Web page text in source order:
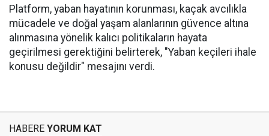
Platform, yaban hayatının korunması, kaçak avcılıkla
mücadele ve doğal yaşam alanlarının güvence altına
alınmasına yönelik kalıcı politikaların hayata
geçirilmesi gerektiğini belirterek, "Yaban keçileri ihale
konusu değildir" mesajını verdi.
HABERE YORUM KAT